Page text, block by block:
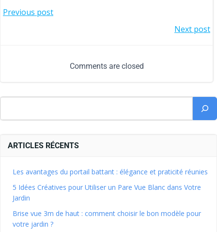
Previous post
Next post
Comments are closed
ARTICLES RÉCENTS
Les avantages du portail battant : élégance et praticité réunies
5 Idées Créatives pour Utiliser un Pare Vue Blanc dans Votre
Jardin
Brise vue 3m de haut : comment choisir le bon modèle pour
votre jardin ?